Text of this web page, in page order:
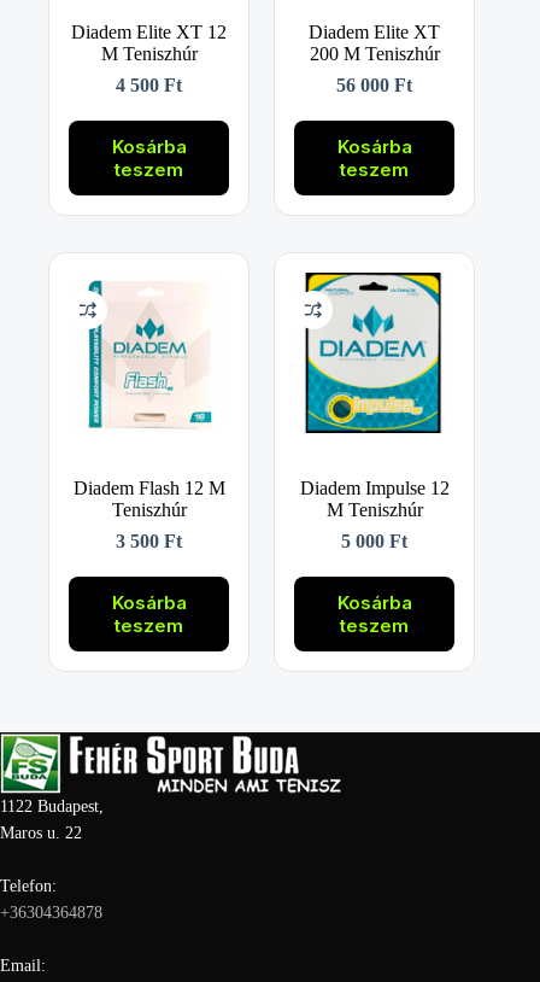
Diadem Elite XT 12
M Teniszhúr
4 500Ft
Kosárba
teszem
Diadem Elite XT
200 M Teniszhúr
56 000Ft
Kosárba
teszem
Diadem Flash 12 M
Teniszhúr
3 500Ft
Kosárba
teszem
Diadem Impulse 12
M Teniszhúr
5 000Ft
Kosárba
teszem
1122 Budapest,
Maros u. 22
Telefon:
+36304364878
Email: